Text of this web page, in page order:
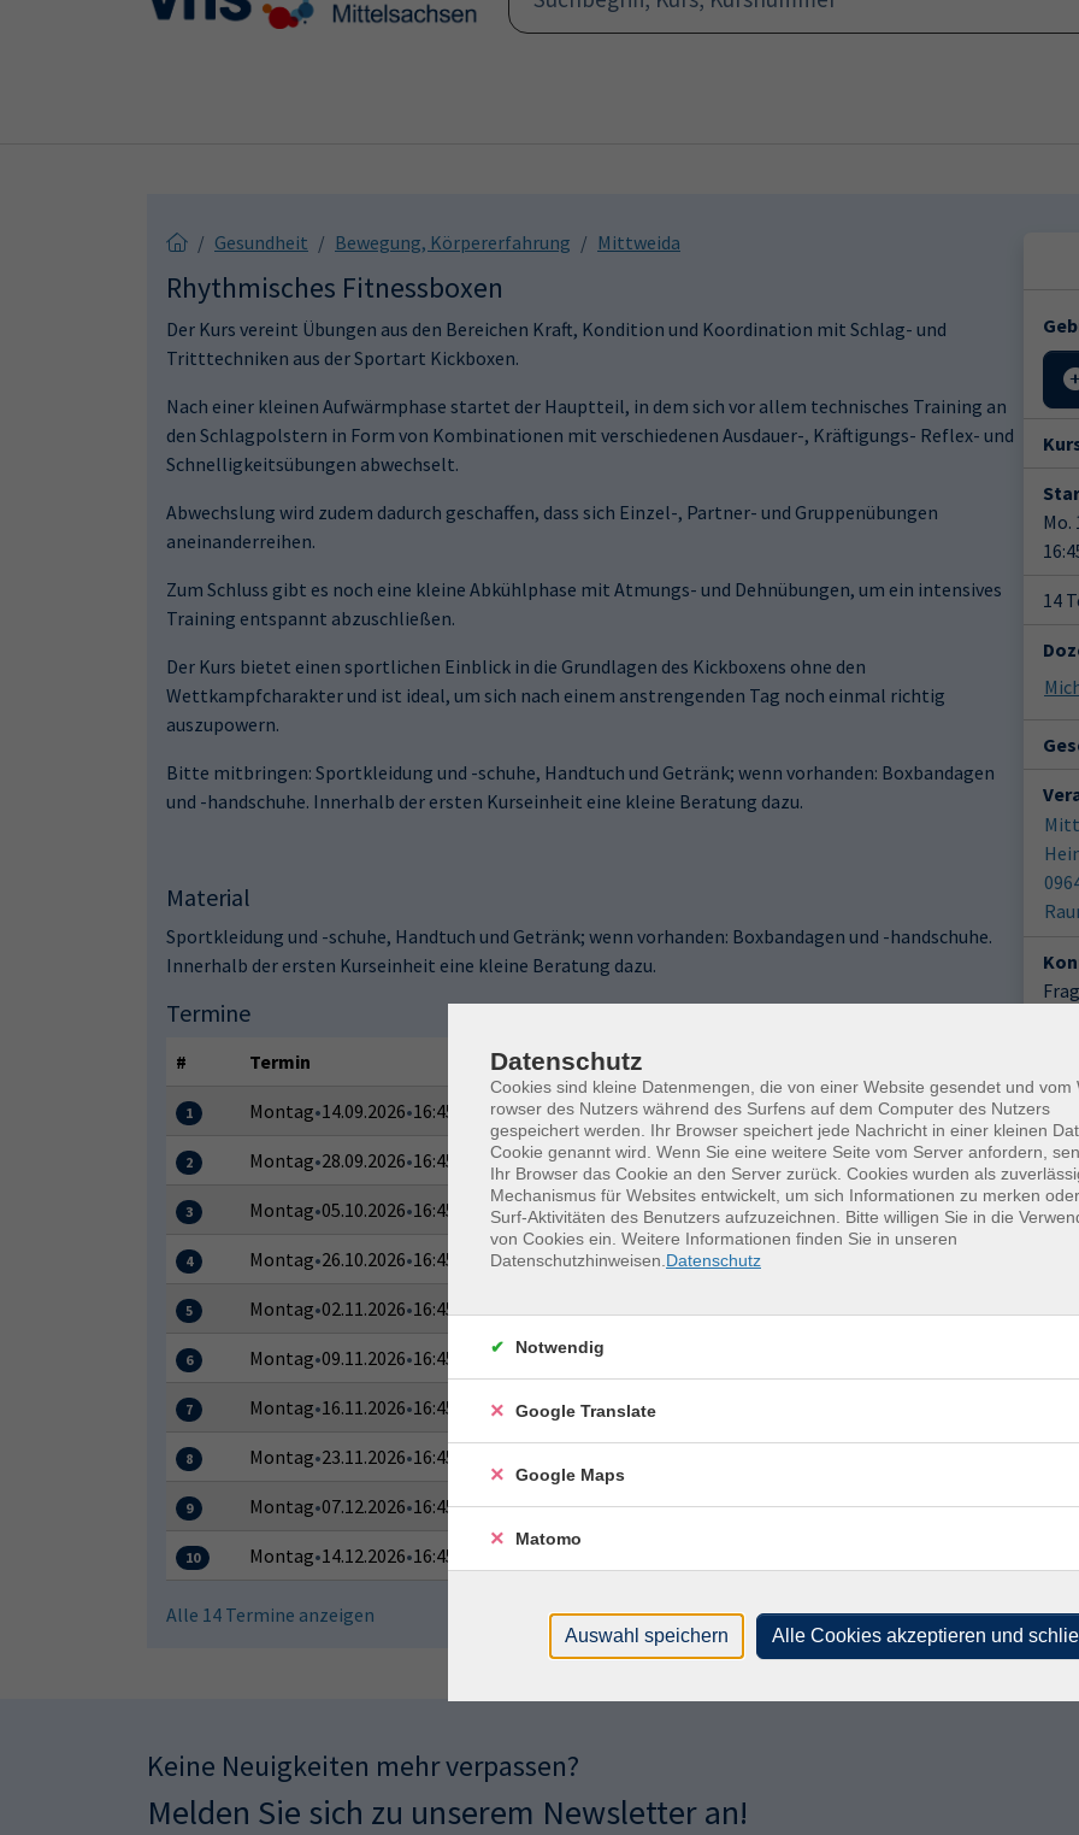
Skip to main content
Skip to page footer
Gesundheit Bewegung, Körpererfahrung Mittweida
Rhythmisches Fitnessboxen
Der Kurs vereint Übungen aus den Bereichen Kraft, Kondition und Koordination mit Schlag- und
Tritttechniken aus der Sportart Kickboxen.
Nach einer kleinen Aufwärmphase startet der Hauptteil, in dem sich vor allem technisches Training an
den Schlagpolstern in Form von Kombinationen mit verschiedenen Ausdauer-, Kräftigungs- Reflex- und
Schnelligkeitsübungen abwechselt.
Abwechslung wird zudem dadurch geschaffen, dass sich Einzel-, Partner- und Gruppenübungen
aneinanderreihen.
Zum Schluss gibt es noch eine kleine Abkühlphase mit Atmungs- und Dehnübungen, um ein intensives
Training entspannt abzuschließen.
Der Kurs bietet einen sportlichen Einblick in die Grundlagen des Kickboxens ohne den
Wettkampfcharakter und ist ideal, um sich nach einem anstrengenden Tag noch einmal richtig
auszupowern.
Bitte mitbringen: Sportkleidung und -schuhe, Handtuch und Getränk; wenn vorhanden: Boxbandagen
und -handschuhe. Innerhalb der ersten Kurseinheit eine kleine Beratung dazu.
Material
Sportkleidung und -schuhe, Handtuch und Getränk; wenn vorhanden: Boxbandagen und -handschuhe.
Innerhalb der ersten Kurseinheit eine kleine Beratung dazu.
Termine
# Termin
1 Montag•14.09.2026•16:45–18:00 Uhr Mittweida, Volkshochschule
2 Montag•28.09.2026•16:45–18:00 Uhr Mittweida, Volkshochschule
3 Montag•05.10.2026•16:45–18:00 Uhr Mittweida, Volkshochschule
4 Montag•26.10.2026•16:45–18:00 Uhr Mittweida, Volkshochschule
5 Montag•02.11.2026•16:45–18:00 Uhr
6 Montag•09.11.2026•16:45–18:00 Uhr
7 Montag•16.11.2026•16:45–18:00 Uhr
8 Montag•23.11.2026•16:45–18:00 Uhr
9 Montag•07.12.2026•16:45–18:00 Uhr Mittweida, Volkshochschule
10 Montag•14.12.2026•16:45–18:00 Uhr
Alle 14 Termine anzeigen
Mo.
14
Keine Neuigkeiten mehr verpassen?
Melden Sie sich zu unserem Newsletter an!
Datenschutz
Cookies sind kleine Datenmengen, die von einer Website gesendet und vom
rowser des Nutzers während des Surfens auf dem Computer des Nutzers
gespeichert werden. Ihr Browser speichert jede Nachricht in einer kleinen
Cookie genannt wird. Wenn Sie eine weitere Seite vom Server anfordern,
Ihr Browser das Cookie an den Server zurück. Cookies wurden als
Mechanismus für Websites entwickelt, um sich Informationen zu merken
Surf-Aktivitäten des Benutzers aufzuzeichnen. Bitte willigen Sie in die
von Cookies ein. Weitere Informationen finden Sie in unseren
Datenschutzhinweisen. Datenschutz
Notwendig
Google Translate
Google Maps
Matomo
Auswahl speichern Alle Cookies akzeptieren und